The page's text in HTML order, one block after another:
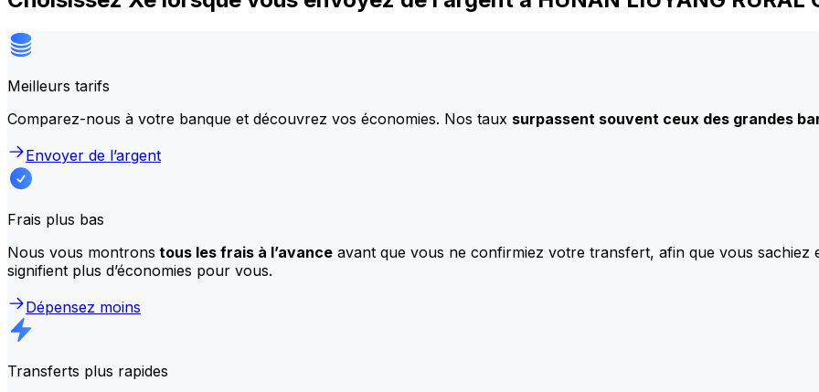
Meilleurs tarifs
Comparez-nous à votre banque et découvrez vos économies. Nos taux surpassent souvent ceux des grandes
Envoyer de l’argent
Frais plus bas
Nous vous montrons tous les frais à l’avance avant que vous ne confirmiez votre transfert, afin que vous
signifient plus d’économies pour vous.
Dépensez moins
Transferts plus rapides